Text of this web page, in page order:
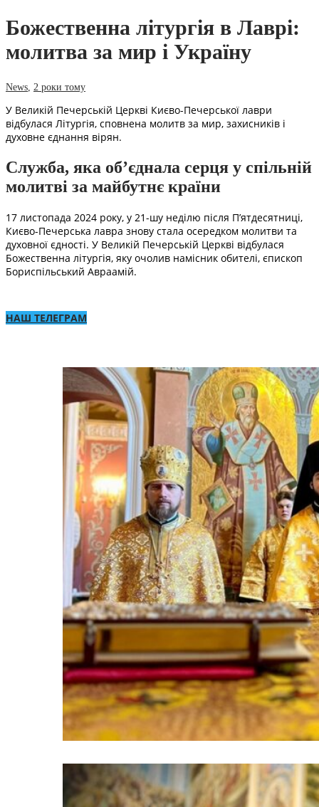
Божественна літургія в Лаврі:
молитва за мир і Україну
News 2 роки тому
У Великій Печерській Церкві Києво-Печерської лаври
відбулася Літургія, сповнена молитв за мир, захисників і
духовне єднання вірян.
Служба, яка об’єднала серця у спільній
молитві за майбутнє країни
17 листопада 2024 року, у 21-шу неділю після П’ятдесятниці,
Києво-Печерська лавра знову стала осередком молитви та
духовної єдності. У Великій Печерській Церкві відбулася
Божественна літургія, яку очолив намісник обителі, єпископ
Бориспільський Авраамій.
НАШ ТЕЛЕГРАМ